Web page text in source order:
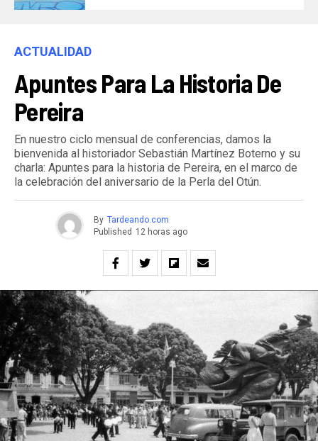
ACTUALIDAD
Apuntes Para La Historia De
Pereira
En nuestro ciclo mensual de conferencias, damos la
bienvenida al historiador Sebastián Martínez Boterno y su
charla: Apuntes para la historia de Pereira, en el marco de
la celebración del aniversario de la Perla del Otún.
By Tardeando.com
Published 12 horas ago